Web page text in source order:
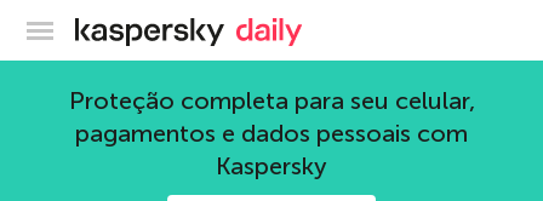
Blog oficial da Kaspersky
Proteção completa para seu celular,
pagamentos e dados pessoais com
Kaspersky